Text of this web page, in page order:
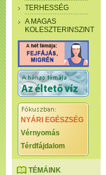
TERHESSÉG
A MAGAS
KOLESZTERINSZINT
NYÁRI EGÉSZSÉG
Vérnyomás
Térdfájdalom
TÉMÁINK